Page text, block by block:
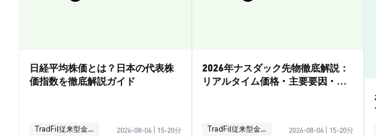
日経平均株価とは？日本の代表株
価指数を徹底解説ガイド
TradFi(従来型金融) 2026-08-06 15-20分
2026年ナスダック先物徹底解説：
リアルタイム価格・主要要因・取
TradFi(従来型金融) 2026-08-06 15-20分